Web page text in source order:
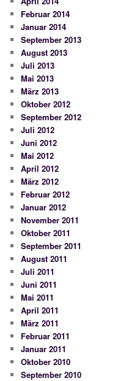
Februar 2014
Januar 2014
September 2013
August 2013
Juli 2013
Mai 2013
März 2013
Oktober 2012
September 2012
Juli 2012
Juni 2012
Mai 2012
April 2012
März 2012
Februar 2012
Januar 2012
November 2011
Oktober 2011
September 2011
August 2011
Juli 2011
Juni 2011
Mai 2011
April 2011
März 2011
Februar 2011
Januar 2011
Oktober 2010
September 2010